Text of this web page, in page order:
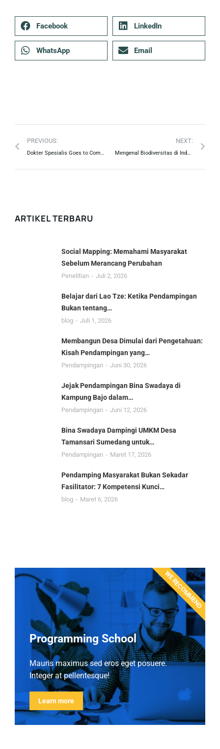
Facebook LinkedIn
WhatsApp Email
PREVIOUS:
Dokter Spesialis Goes to Community
NEXT:
Mengenal Biodiversitas di Indonesia
ARTIKEL TERBARU
Social Mapping: Memahami Masyarakat
Sebelum Merancang Perubahan
Penelitian Juli 2, 2026
Belajar dari Lao Tze: Ketika Pendampingan
Bukan tentang…
blog Juli 1, 2026
Membangun Desa Dimulai dari Pengetahuan:
Kisah Pendampingan yang…
Pendampingan Juni 30, 2026
Jejak Pendampingan Bina Swadaya di
Kampung Bajo dalam…
Pendampingan Juni 12, 2026
Bina Swadaya Dampingi UMKM Desa
Tamansari Sumedang untuk…
Pendampingan Maret 17, 2026
Pendamping Masyarakat Bukan Sekadar
Fasilitator: 7 Kompetensi Kunci…
blog Maret 6, 2026
Programming School
Mauris maximus sed eros eget posuere.
Integer at pellentesque!
Learn more
WE RECOMMEND